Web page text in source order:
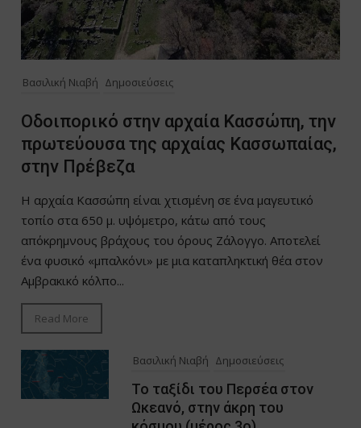
Βασιλική Νιαβή Δημοσιεύσεις
Οδοιπορικό στην αρχαία Κασσώπη, την
πρωτεύουσα της αρχαίας Κασσωπαίας,
στην Πρέβεζα
Η αρχαία Κασσώπη είναι χτισμένη σε ένα μαγευτικό
τοπίο στα 650 μ. υψόμετρο, κάτω από τους
απόκρημνους βράχους του όρους Ζάλογγο. Αποτελεί
ένα φυσικό «μπαλκόνι» με μια καταπληκτική θέα στον
Αμβρακικό κόλπο...
Read More
Βασιλική Νιαβή Δημοσιεύσεις
Το ταξίδι του Περσέα στον
Ωκεανό, στην άκρη του